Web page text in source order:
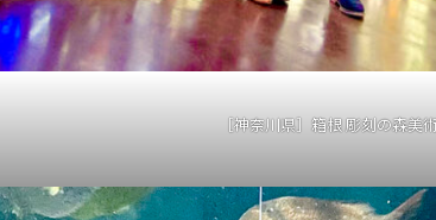
［神奈川県］箱根 彫刻の森美